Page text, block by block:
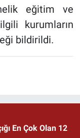
eğitim ve
kurumların
bildirildi.
En Çok Olan 12